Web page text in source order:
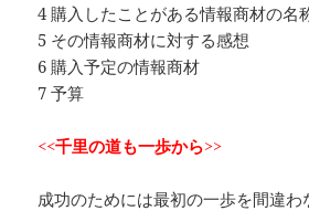
4 購入したことがある情報商材の名
5 その情報商材に対する感想
6 購入予定の情報商材
7 予算
<<千里の道も一歩から>>
成功のためには最初の一歩を間違